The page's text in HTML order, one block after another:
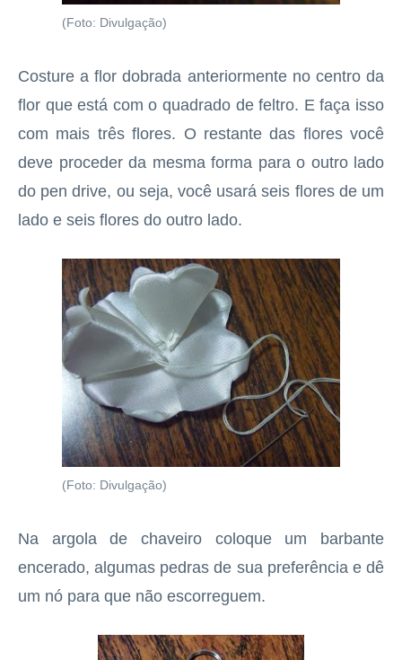
(Foto: Divulgação)
Costure a flor dobrada anteriormente no centro da
flor que está com o quadrado de feltro. E faça isso
com mais três flores. O restante das flores você
deve proceder da mesma forma para o outro lado
do pen drive, ou seja, você usará seis flores de um
lado e seis flores do outro lado.
(Foto: Divulgação)
Na argola de chaveiro coloque um barbante
encerado, algumas pedras de sua preferência e dê
um nó para que não escorreguem.